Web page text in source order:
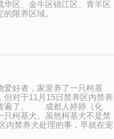
区、金牛区锦江区、青羊区
限养区域。
好者，家里养了一只柯基
但对于11月15日禁养区内禁养
遍了。 成都人婷婷（化
只柯基犬。虽然柯基犬不是禁
内禁养犬处理的事，早就在宠